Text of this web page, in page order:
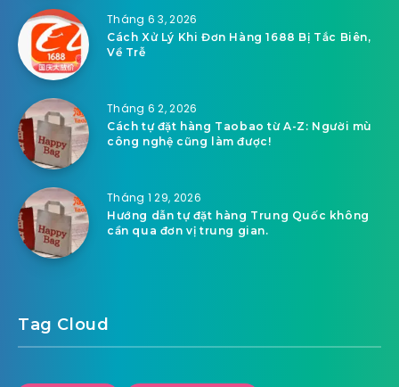
Tháng 6 3, 2026
Cách Xử Lý Khi Đơn Hàng 1688 Bị Tắc Biên,
Về Trễ
Tháng 6 2, 2026
Cách tự đặt hàng Taobao từ A-Z: Người mù
công nghệ cũng làm được!
Tháng 1 29, 2026
Hướng dẫn tự đặt hàng Trung Quốc không
cần qua đơn vị trung gian.
Tag Cloud